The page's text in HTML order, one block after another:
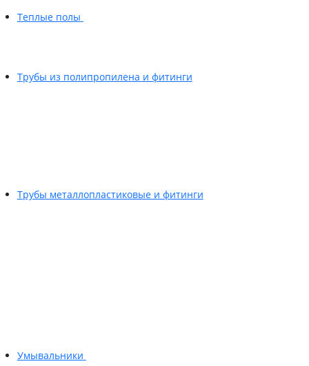
Теплые полы
Трубы из полипропилена и фитинги
Трубы металлопластиковые и фитинги
Умывальники